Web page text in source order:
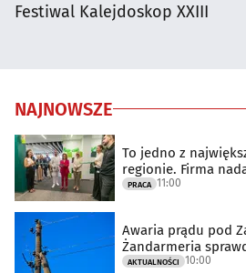
Festiwal Kalejdoskop XXIII
NAJNOWSZE
To jedno z
regionie. Firma
PRACA 11:00
Awaria prądu pod
Żandarmeria
AKTUALNOŚCI 10:00